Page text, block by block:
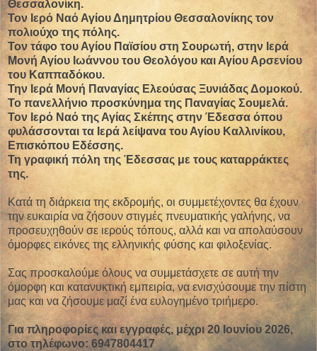
Θεσσαλονίκη.
Τον Ιερό Ναό Αγίου Δημητρίου Θεσσαλονίκης τον
πολιούχο της πόλης.
Τον τάφο του Αγίου Παϊσίου στη Σουρωτή, στην Ιερά
Μονή Αγίου Ιωάννου του Θεολόγου και Αγίου Αρσενίου
του Καππαδόκου.
Την Ιερά Μονή Παναγίας Ελεούσας Ξυνιάδας Δομοκού.
Το πανελλήνιο προσκύνημα της Παναγίας Σουμελά.
Τον Ιερό Ναό της Αγίας Σκέπης στην Έδεσσα όπου
φυλάσσονται τα Ιερά λείψανα του Αγίου Καλλινίκου,
Επισκόπου Εδέσσης.
Τη γραφική πόλη της Έδεσσας με τους καταρράκτες
της.
Κατά τη διάρκεια της εκδρομής, οι συμμετέχοντες θα έχουν
την ευκαιρία να ζήσουν στιγμές πνευματικής γαλήνης, να
προσευχηθούν σε ιερούς τόπους, αλλά και να απολαύσουν
όμορφες εικόνες της ελληνικής φύσης και φιλοξενίας.
Σας προσκαλούμε όλους να συμμετάσχετε σε αυτή την
όμορφη και κατανυκτική εμπειρία, να ενισχύσουμε την πίστη
μας και να ζήσουμε μαζί ένα ευλογημένο τριήμερο.
Για πληροφορίες και εγγραφές, μέχρι 20 Ioυνίου 2026,
στο τηλέφωνο: 6947804417